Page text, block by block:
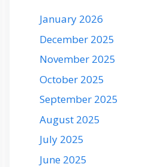
January 2026
December 2025
November 2025
October 2025
September 2025
August 2025
July 2025
June 2025